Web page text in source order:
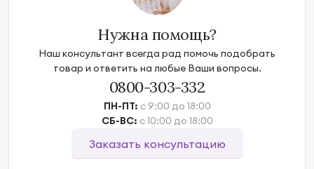
Нужна помощь?
Наш консультант всегда рад помочь подобрать
товар и ответить на любые Ваши вопросы.
0800-303-332
ПН-ПТ: с 9:00 до 18:00
СБ-ВС: с 10:00 до 18:00
Заказать консультацию